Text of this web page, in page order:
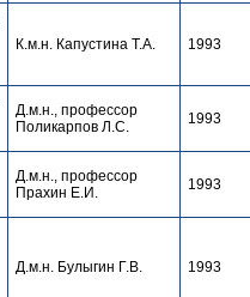
К.м.н. Капустина Т.А. 1993
Д.м.н., профессор
Поликарпов Л.С.
1993
Д.м.н., профессор
Прахин Е.И.
1993
Д.м.н. Булыгин Г.В. 1993